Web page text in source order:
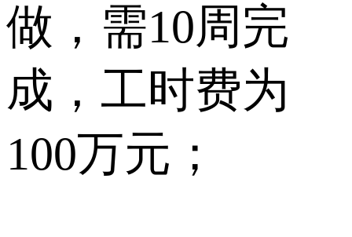
做，需10周完
成，工时费为
100万元；